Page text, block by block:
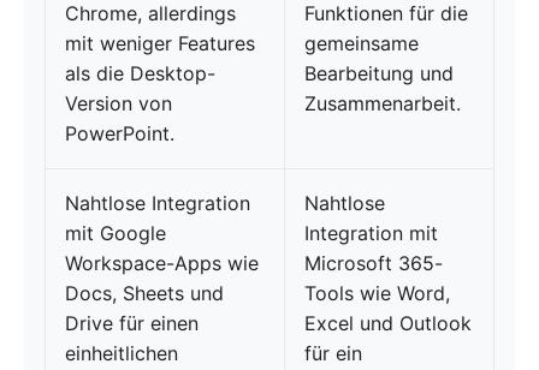
Chrome, allerdings
mit weniger Features
als die Desktop-
Version von
PowerPoint.
Funktionen für die
gemeinsame
Bearbeitung und
Zusammenarbeit.
Nahtlose Integration
mit Google
Workspace-Apps wie
Docs, Sheets und
Drive für einen
einheitlichen
Nahtlose
Integration mit
Microsoft 365-
Tools wie Word,
Excel und Outlook
für ein